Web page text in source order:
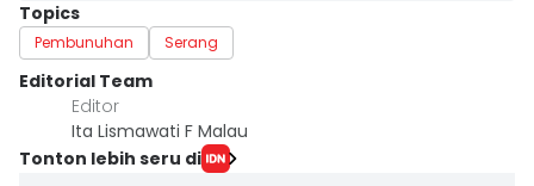
Topics
Pembunuhan Serang
Editorial Team
Editor
Ita Lismawati F Malau
Tonton lebih seru di